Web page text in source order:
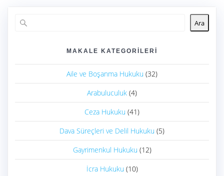
Ara
MAKALE KATEGORILERI
Aile ve Boşanma Hukuku (32)
Arabuluculuk (4)
Ceza Hukuku (41)
Dava Süreçleri ve Delil Hukuku (5)
Gayrimenkul Hukuku (12)
İcra Hukuku (10)